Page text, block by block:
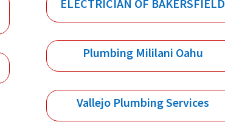
ELECTRICIAN OF BAKERSFIELD
Plumbing Mililani Oahu
Vallejo Plumbing Services